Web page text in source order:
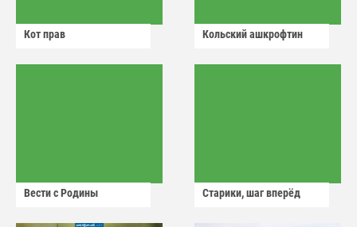
Кот прав Кольский ашкрофтин
Вести с Родины Старики, шаг вперёд